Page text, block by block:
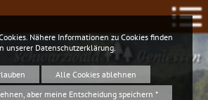
Schwarzwald Geniessen
Nähere Informationen zu Cookies finden
unserer Datenschutzerklärung
Alle Cookies ablehnen
aber meine Entscheidung speichern *